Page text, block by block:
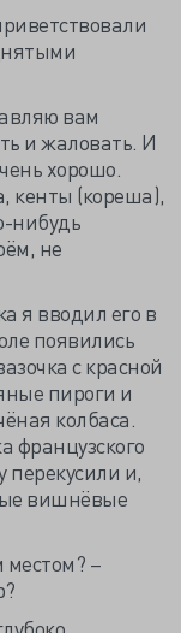
вам
и жаловать. И
хорошо.
кенты (кореша),
нибудь
не
я вводил его в
появились
с красной
пироги и
колбаса.
французского
и,
вишнёвые
местом? –